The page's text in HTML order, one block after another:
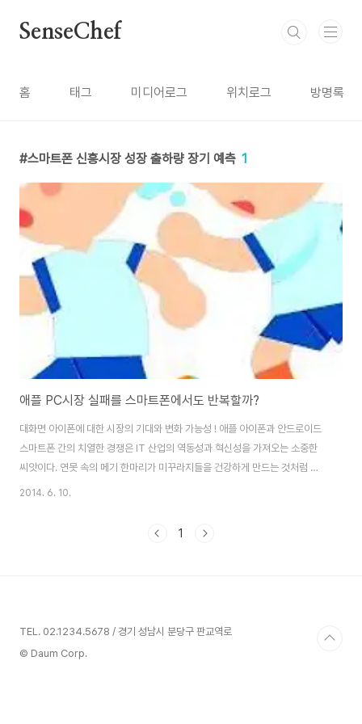
SenseChef
홈 태그 미디어로그 위치로그 방명록
스마트폰 신흥시장 성장 출하량 장기 예측 1
애플 PC시장 실패를 스마트폰에서도 반복할까?
대화면 아이폰에 대한 시장의 기대와 변화 가능성 ! 애플 아이폰과 안드로이드
스마트폰 간의 치열한 경쟁은 IT 산업의 역동성과 혁신성을 가져오는 소중한
씨앗이다. 연못 속의 메기 한마리가 미꾸라지들을 건강하게 만드는 것처럼 시
장 내의 경쟁과 긴장 관계는 오히려 생태계의 활력소가 되기도 한다. 최근 세간
출시 할 것이라는 소문이다. 삼성전자가 큰 화면으로 스마트폰을 차별화 해 시
2014. 6. 10.
1
TEL. 02.1234.5678 / 경기 성남시 분당구 판교역로
© Daum Corp.